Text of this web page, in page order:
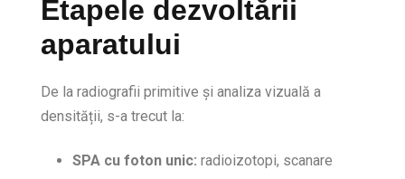
Etapele dezvoltării
aparatului
De la radiografii primitive și analiza vizuală a
densității, s-a trecut la:
SPA cu foton unic: radioizotopi, scanare